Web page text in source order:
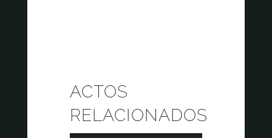
ACTOS
RELACIONADOS